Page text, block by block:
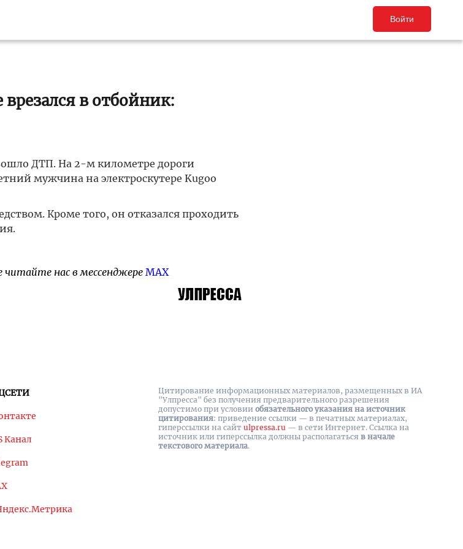
Войти
в отбойник:
ДТП. На 2-м километре дороги
мужчина на электроскутере Kugoo
Кроме того, он отказался проходить
читайте нас в мессенджере MAX
Канал
Цитирование информационных материалов, размещенных в ИА
"Улпресса" без получения предварительного разрешения
допустимо при условии обязательного указания на источник
цитирования: приведение ссылки — в печатных материалах,
гиперссылки на cайт ulpressa.ru — в сети Интернет. Ссылка на
источник или гиперссылка должны располагаться в начале
текстового материала.